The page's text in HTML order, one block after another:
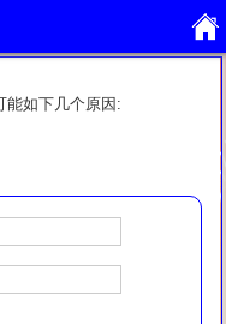
能如下几个原因: